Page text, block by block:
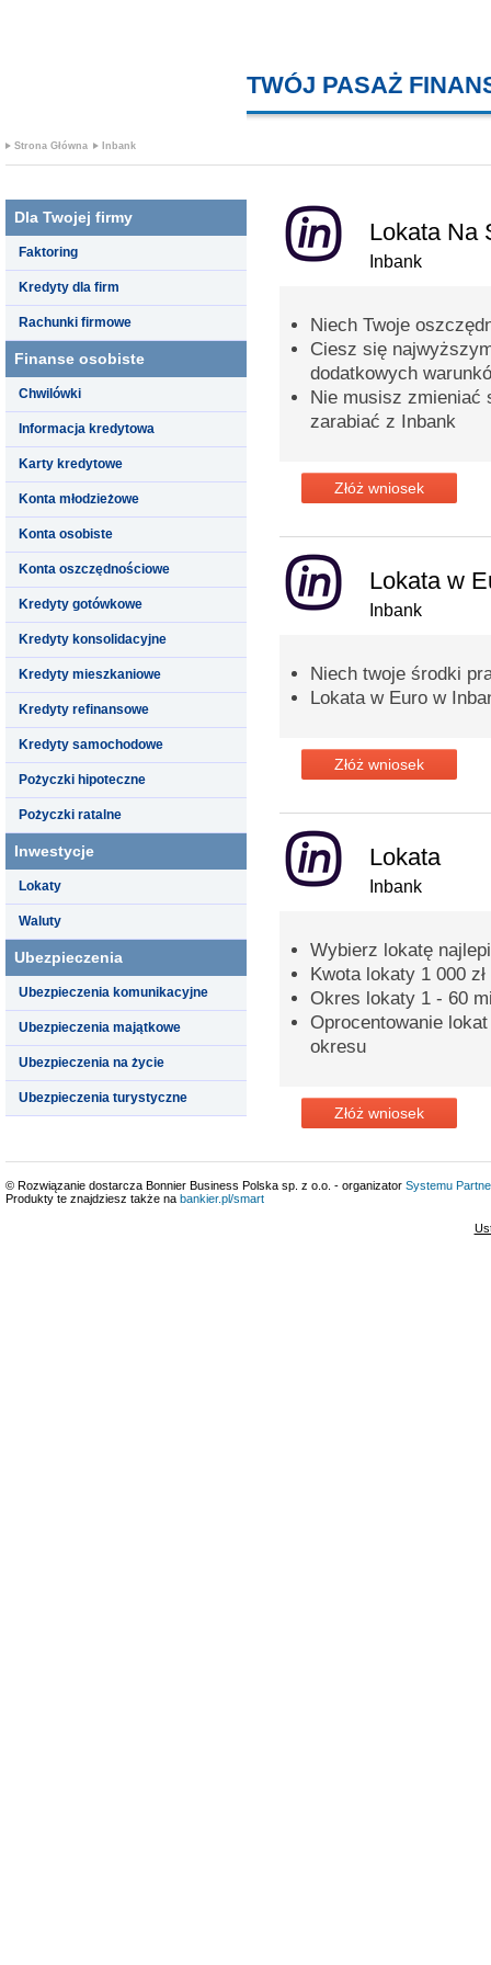
TWÓJ PASAŻ
Strona Główna Inbank
Dla Twojej firmy
Faktoring
Kredyty dla firm
Rachunki firmowe
Finanse osobiste
Chwilówki
Informacja kredytowa
Karty kredytowe
Konta młodzieżowe
Konta osobiste
Konta oszczędnościowe
Kredyty gotówkowe
Kredyty konsolidacyjne
Kredyty mieszkaniowe
Kredyty refinansowe
Kredyty samochodowe
Pożyczki hipoteczne
Pożyczki ratalne
Inwestycje
Lokaty
Waluty
Ubezpieczenia
Ubezpieczenia komunikacyjne
Ubezpieczenia majątkowe
Ubezpieczenia na życie
Ubezpieczenia turystyczne
Lokata Na
Inbank
Niech Twoje
Ciesz się
dodatkowych
Nie musisz zmieniać
zarabiać z Inbank
Złóż wniosek
Lokata w
Inbank
Niech twoje środki
Lokata w Euro w
Złóż wniosek
Lokata
Inbank
Wybierz lokatę
Kwota lokaty 1 000 zł
Okres lokaty 1 - 60
Oprocentowanie
okresu
Złóż wniosek
© Rozwiązanie dostarcza Bonnier Business Polska sp. z o.o. - organizator Systemu
Produkty te znajdziesz także na bankier.pl/smart